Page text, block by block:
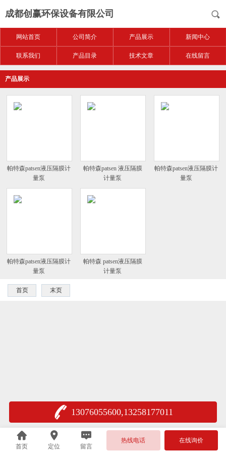
成都创赢环保设备有限公司
网站首页 公司简介 产品展示 新闻中心
联系我们 产品目录 技术文章 在线留言
产品展示
帕特森patsen液压隔膜计
量泵
帕特森patsen 液压隔膜
计量泵
帕特森patsen液压隔膜计
量泵
帕特森patsen液压隔膜计
量泵
帕特森 patsen液压隔膜
计量泵
首页 末页
13076055600,13258177011
首页 定位 留言
热线电话 在线询价